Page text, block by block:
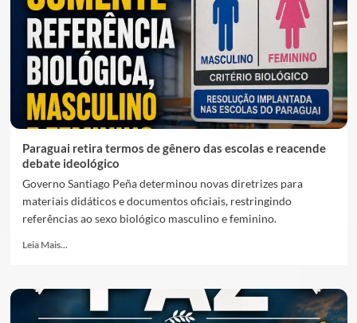
Paraguai retira termos de gênero das escolas e reacende
debate ideológico
Governo Santiago Peña determinou novas diretrizes para
materiais didáticos e documentos oficiais, restringindo
referências ao sexo biológico masculino e feminino.
Leia Mais...